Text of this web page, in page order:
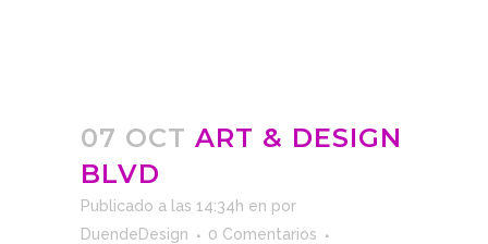
07 OCT ART & DESIGN
BLVD
Publicado a las 14:34h en por
DuendeDesign
0 Comentarios